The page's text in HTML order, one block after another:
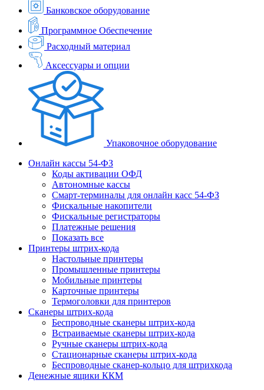
Банковское оборудование
Программное Обеспечение
Расходный материал
Аксессуары и опции
Упаковочное оборудование
Онлайн кассы 54-ФЗ
Коды активации ОФД
Автономные кассы
Смарт-терминалы для онлайн касс 54-ФЗ
Фискальные накопители
Фискальные регистраторы
Платежные решения
Показать все
Принтеры штрих-кода
Настольные принтеры
Промышленные принтеры
Мобильные принтеры
Карточные принтеры
Термоголовки для принтеров
Сканеры штрих-кода
Беспроводные сканеры штрих-кода
Встраиваемые сканеры штрих-кода
Ручные сканеры штрих-кода
Стационарные сканеры штрих-кода
Беспроводные сканер-кольцо для штрихкода
Денежные ящики ККМ